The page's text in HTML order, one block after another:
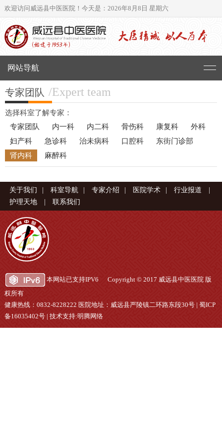
欢迎访问威远县中医医院！ 今天是：2026年8月8日 星期六
网站导航
专家团队 /Expert team
选择科室了解专家：
专家团队
内一科 内二科 骨伤科 康复科
外科
妇产科
急诊科 治未病科 口腔科
东街门诊部
肾内科
麻醉科
关于我们 | 科室导航 | 专家介绍 | 医院学术 | 行业报道
|
护理天地
| 联系我们
本网站已支持IPV6 Copyright © 2017 威远县中医医院 版
权所有
健康热线：0832-8228222 医院地址：威远县严陵镇二环路东段30号 | 蜀ICP
备16035402号| 技术支持:明腾网络